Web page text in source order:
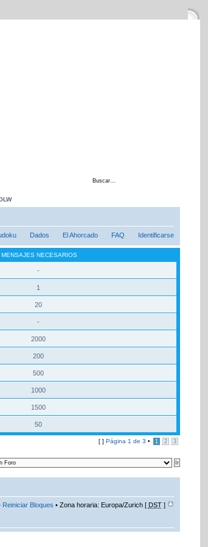
Identificarse
FAQ
El Ahorcado
Dados
MENSAJES NECESARIOS
-
1
20
-
2000
200
500
1000
1500
50
[ ]Página 1 de3 • 1 2 3
Reiniciar Bloques • Zona horaria: Europa/Zurich [ DST]